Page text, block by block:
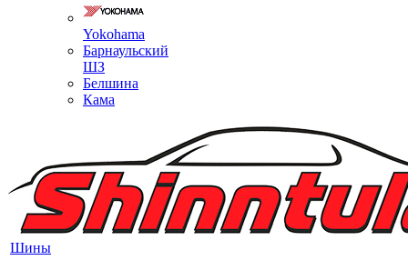
Yokohama
Барнаульский
ШЗ
Белшина
Кама
Шины